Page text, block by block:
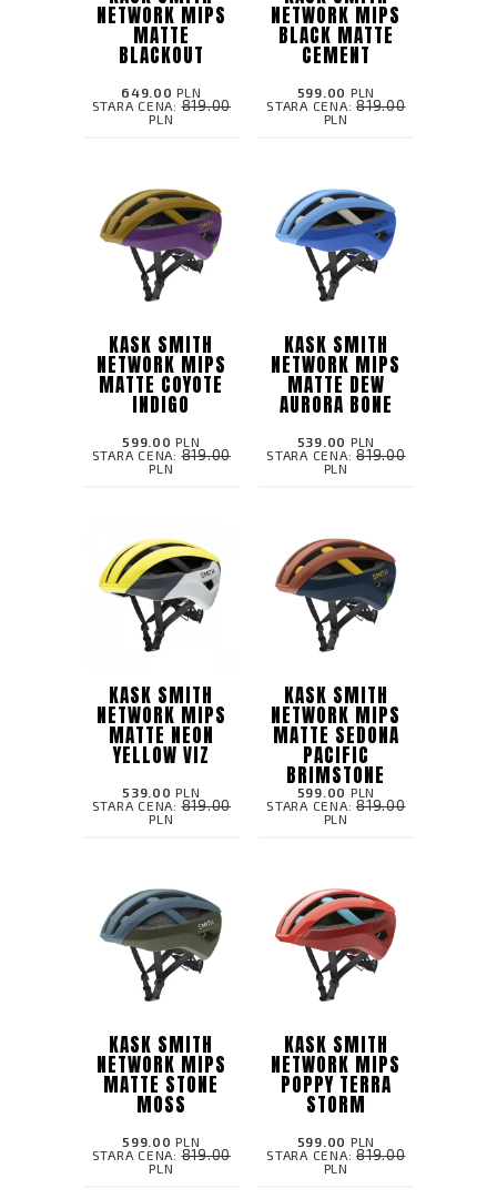
NETWORK MIPS
MATTE
BLACKOUT
649.00 PLN
STARA CENA:819.00
PLN
NETWORK MIPS
BLACK MATTE
CEMENT
599.00 PLN
STARA CENA: 819.00
PLN
KASK SMITH
NETWORK MIPS
MATTE COYOTE
INDIGO
599.00 PLN
STARA CENA:819.00
PLN
KASK SMITH
NETWORK MIPS
MATTE DEW
AURORA BONE
539.00 PLN
STARA CENA: 819.00
PLN
KASK SMITH
NETWORK MIPS
MATTE NEON
YELLOW VIZ
539.00 PLN
STARA CENA:819.00
PLN
KASK SMITH
NETWORK MIPS
MATTE SEDONA
PACIFIC
BRIMSTONE
599.00 PLN
STARA CENA: 819.00
PLN
KASK SMITH
NETWORK MIPS
MATTE STONE
MOSS
599.00 PLN
STARA CENA:819.00
PLN
KASK SMITH
NETWORK MIPS
POPPY TERRA
STORM
599.00 PLN
STARA CENA: 819.00
PLN